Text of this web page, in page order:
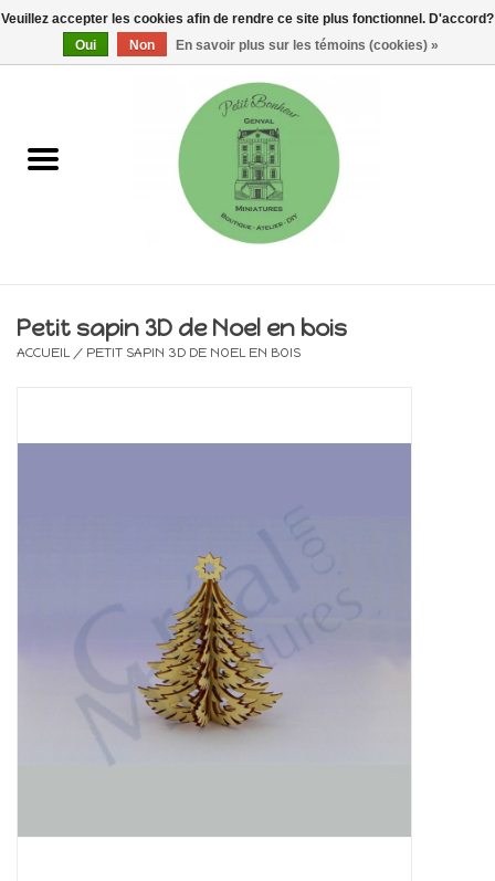
0 Articles - €0,00
Maisons, vitrines & kits
Electricité
Fournitures bricolage
Petit sapin 3D de Noel en bois
ACCUEIL / PETIT SAPIN 3D DE NOEL EN BOIS
Veuillez accepter les cookies afin de rendre ce site plus fonctionnel. D'accord?
Oui
Non En savoir plus sur les témoins (cookies) »